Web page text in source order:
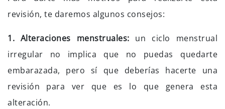
revisión, te daremos algunos consejos:
1. Alteraciones menstruales: un ciclo menstrual
irregular no implica que no puedas quedarte
embarazada, pero sí que deberías hacerte una
revisión para ver que es lo que genera esta
alteración.